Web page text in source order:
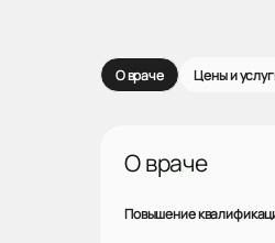
О враче Цены и
О враче
Повышение